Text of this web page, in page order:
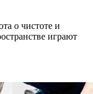
о чистоте и
играют